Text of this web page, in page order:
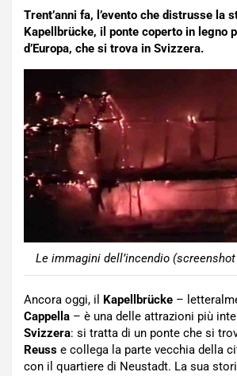
Trent’anni fa, l’evento che distrusse la
Kapellbrücke, il ponte coperto in legno
d’Europa, che si trova in Svizzera.
Le immagini dell’incendio
Ancora oggi, il Kapellbrücke –
Cappella – è una delle attrazioni più
Svizzera: si tratta di un ponte che si
Reuss e collega la parte vecchia della
con il quartiere di Neustadt. La sua